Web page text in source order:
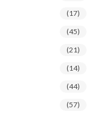
(17)
(45)
(21)
(14)
(44)
(57)